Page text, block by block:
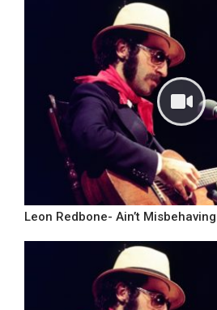
Leon Redbone- Ain’t Misbehaving